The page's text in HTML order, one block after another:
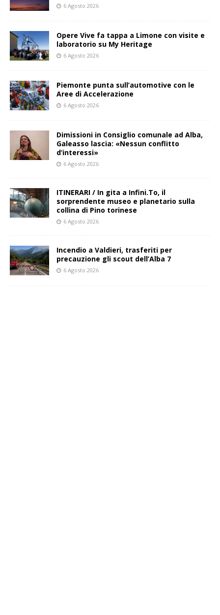
6 Agosto 2026
Opere Vive fa tappa a Limone con visite e
laboratorio su My Heritage
6 Agosto 2026
Piemonte punta sull’automotive con le
Aree di Accelerazione
6 Agosto 2026
Dimissioni in Consiglio comunale ad Alba,
Galeasso lascia: «Nessun conflitto
d’interessi»
6 Agosto 2026
ITINERARI / In gita a Infini.To, il
sorprendente museo e planetario sulla
collina di Pino torinese
6 Agosto 2026
Incendio a Valdieri, trasferiti per
precauzione gli scout dell’Alba 7
6 Agosto 2026